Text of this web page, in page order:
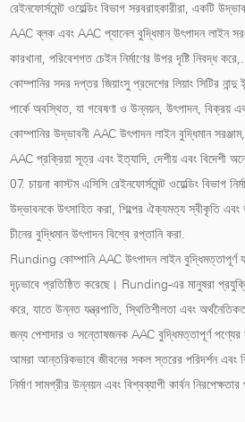
রেইনফোর্সমেন্ট ওয়েল্ডিং বিভাগ সরবরাহকারীরা, একটি
AAC ব্লক এবং AAC প্যানেল বুদ্ধিমান উৎপাদন লাইন
কারখানা, পরিবেশগত চেইন নির্মাণের উপর দৃষ্টি নিবদ্ধ করে,.
কোম্পানির সদর দপ্তর জিয়াংসু প্রদেশের লিয়াং সিটির নান্দু
পার্কে অবস্থিত, যা গবেষণা ও উন্নয়ন, উৎপাদন, বিক্রয়
কোম্পানির উদ্ভাবনী AAC উৎপাদন লাইন বুদ্ধিমান
AAC প্রক্রিয়া সূত্র এবং ইত্যাদি, দেশীয় এবং বিদেশী
07. চায়না কাস্টম এসিসি রেইনফোর্সমেন্ট ওয়েল্ডিং বিভাগ
উদ্ভাবনকে উৎসাহিত করা, শিল্পের ঐক্যমত্য স্বীকৃতি এবং
চীনের বুদ্ধিমান উৎপাদন বিশ্বে রপ্তানি করা.
Runding কোম্পানি AAC উৎপাদন লাইন বুদ্ধিমত্তাপূর্ণ
দৃঢ়ভাবে প্রতিষ্ঠিত করেছে। Runding-এর মানুষরা
করে, যাতে উন্নত যন্ত্রপাতি, স্থিতিশীলতা এবং
জন্য পেশাদার ও সন্তোষজনক AAC বুদ্ধিমত্তাপূর্ণ পণ্যের
আমরা আন্তরিকভাবে জীবনের সকল স্তরের পরিদর্শন এবং
নির্মাণ সামগ্রীর উন্নয়ন এবং বিশ্বব্যাপী কার্বন